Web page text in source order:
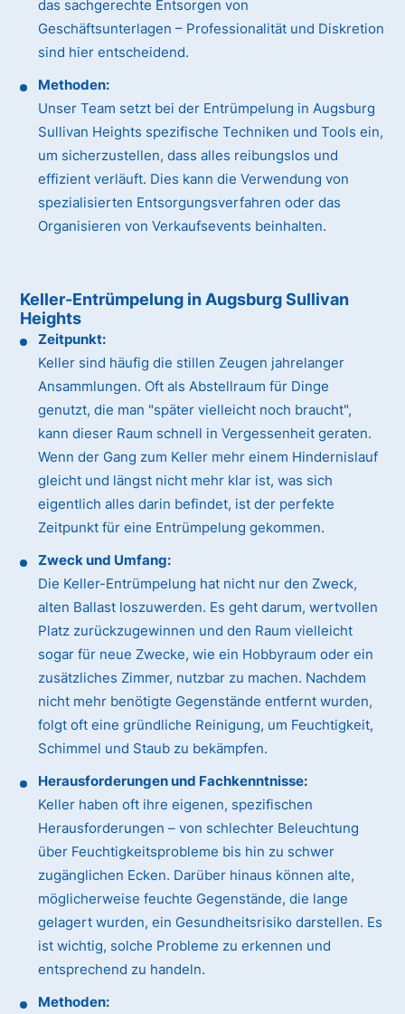
das sachgerechte Entsorgen von
Geschäftsunterlagen – Professionalität und Diskretion
sind hier entscheidend.
Methoden:
Unser Team setzt bei der Entrümpelung in Augsburg
Sullivan Heights spezifische Techniken und Tools ein,
um sicherzustellen, dass alles reibungslos und
effizient verläuft. Dies kann die Verwendung von
spezialisierten Entsorgungsverfahren oder das
Organisieren von Verkaufsevents beinhalten.
Keller-Entrümpelung in Augsburg Sullivan
Heights
Zeitpunkt:
Keller sind häufig die stillen Zeugen jahrelanger
Ansammlungen. Oft als Abstellraum für Dinge
genutzt, die man "später vielleicht noch braucht",
kann dieser Raum schnell in Vergessenheit geraten.
Wenn der Gang zum Keller mehr einem Hindernislauf
gleicht und längst nicht mehr klar ist, was sich
eigentlich alles darin befindet, ist der perfekte
Zeitpunkt für eine Entrümpelung gekommen.
Zweck und Umfang:
Die Keller-Entrümpelung hat nicht nur den Zweck,
alten Ballast loszuwerden. Es geht darum, wertvollen
Platz zurückzugewinnen und den Raum vielleicht
sogar für neue Zwecke, wie ein Hobbyraum oder ein
zusätzliches Zimmer, nutzbar zu machen. Nachdem
nicht mehr benötigte Gegenstände entfernt wurden,
folgt oft eine gründliche Reinigung, um Feuchtigkeit,
Schimmel und Staub zu bekämpfen.
Herausforderungen und Fachkenntnisse:
Keller haben oft ihre eigenen, spezifischen
Herausforderungen – von schlechter Beleuchtung
über Feuchtigkeitsprobleme bis hin zu schwer
zugänglichen Ecken. Darüber hinaus können alte,
möglicherweise feuchte Gegenstände, die lange
gelagert wurden, ein Gesundheitsrisiko darstellen. Es
ist wichtig, solche Probleme zu erkennen und
entsprechend zu handeln.
Methoden: